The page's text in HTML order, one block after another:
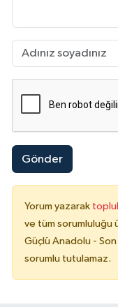
Gönder
Yorum yazarak
ve tüm sorumluluğu
Güçlü Anadolu -
sorumlu tutulamaz.